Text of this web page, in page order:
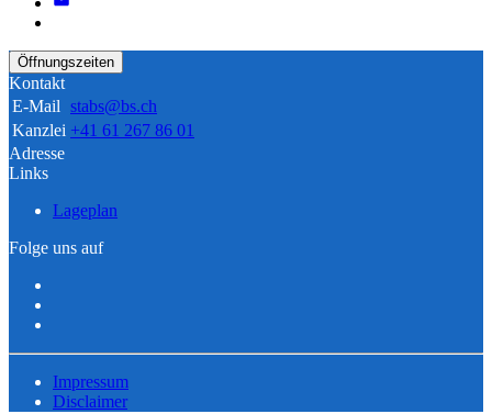
Öffnungszeiten
Kontakt
E-Mail stabs@bs.ch
Kanzlei +41 61 267 86 01
Adresse
Links
Lageplan
Folge uns auf
Impressum
Disclaimer